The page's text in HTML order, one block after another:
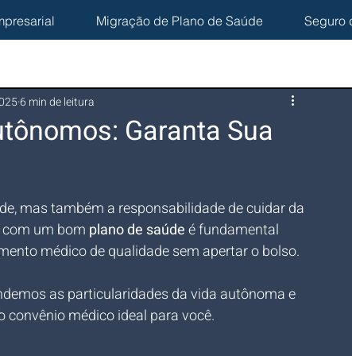
Migração de Plano de Saúde Seguro
Garanta Sua
6 min de leitura
mas também a responsabilidade de cuidar da
um bom plano de saúde é fundamental
médico de qualidade sem apertar o bolso.
as particularidades da vida autônoma e
médico ideal para você.